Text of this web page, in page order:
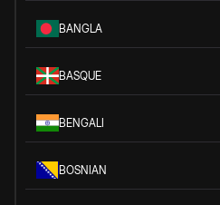
BANGLA
BASQUE
BENGALI
BOSNIAN